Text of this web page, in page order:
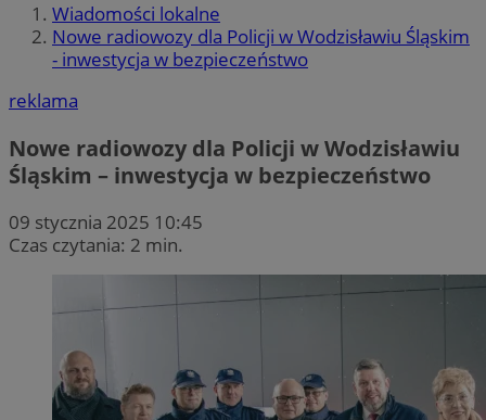
Wiadomości lokalne
Nowe radiowozy dla Policji w Wodzisławiu Śląskim
- inwestycja w bezpieczeństwo
reklama
Nowe radiowozy dla Policji w Wodzisławiu
Śląskim – inwestycja w bezpieczeństwo
09 stycznia 2025 10:45
Czas czytania: 2 min.